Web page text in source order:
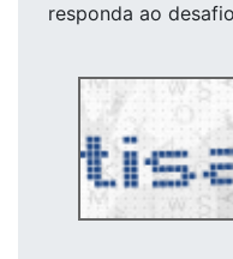
responda ao